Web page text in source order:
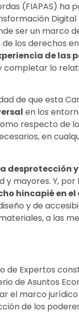
(FIAPAS)
ser un marco
los derechos
de las
lo
de que esta
en los
respecto de
en
desprotección
mayores. Y,
hincapié en
y de
a las
de Expertos
de Asuntos
el marco
de los